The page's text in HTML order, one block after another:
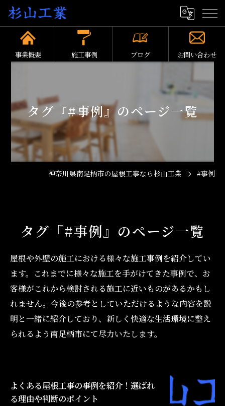
事業概要 施工事例 ブログ お問い合わせ
タグ『#事例』のページ一覧
神奈川県南足柄市の屋根工事なら杉山工業 #事例
タグ『#事例』のページ一覧
屋根や外壁の施工における様々な施工事例を紹介してい
ます。これまでに様々な施工を手がけてきた事例で、お
客様がこれから検討される施工に近いものがあるかもし
れません。今後の参考としていただけるような内容を説
明と一緒に紹介しており、新しく快適な生活環境に整え
られるよう南足柄市にて尽力いたします。
よくある屋根工事の事例を紹介！選ばれ
る理由や判断のポイント